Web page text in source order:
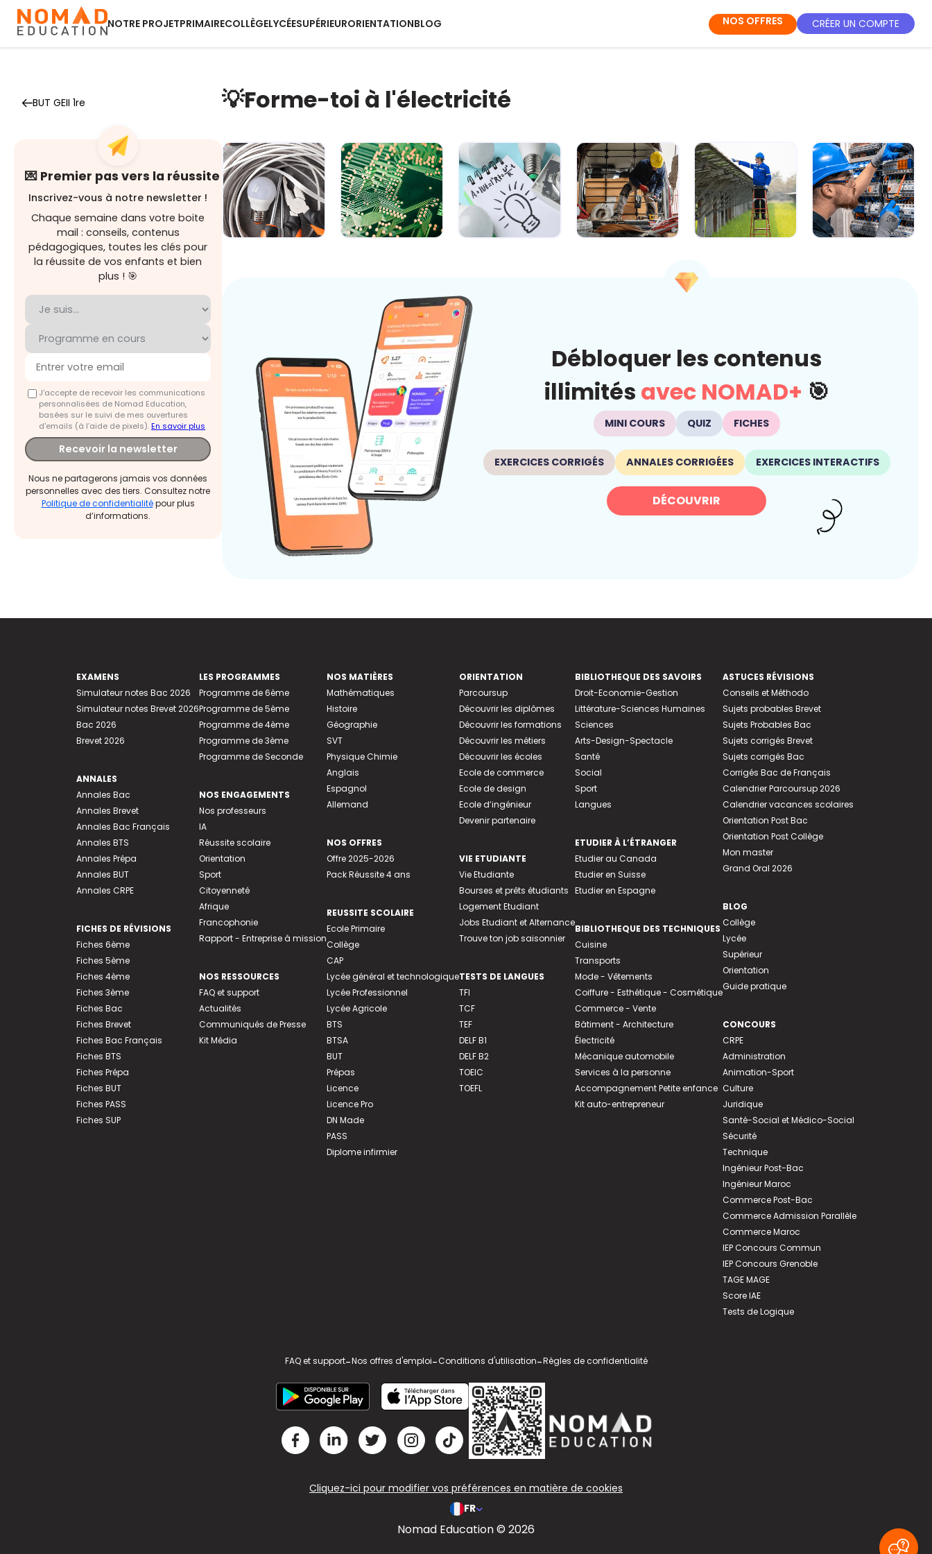
NOTRE PROJETPRIMAIRECOLLÈGELYCÉESUPÉRIEURORIENTATIONBLOG NOS OFFRES CRÉER UN COMPTE
BUT GEII 1re
💌 Premier pas vers la réussite
Inscrivez-vous à notre newsletter !
Chaque semaine dans votre boite
mail : conseils, contenus
pédagogiques, toutes les clés pour
la réussite de vos enfants et bien
plus ! 🎯
J'accepte de recevoir les communications
personnalisées de Nomad Education,
basées sur le suivi de mes ouvertures
d'emails (à l’aide de pixels).En savoir plus
Recevoir la newsletter
Nous ne partagerons jamais vos données
personnelles avec des tiers. Consultez notre
Politique de confidentialitépour plus
d’informations.
💡Forme-toi à l'électricité
fonctionnement...
Débloquer les contenus
illimités avec NOMAD+ 🎯
MINI COURS QUIZ FICHES
EXERCICES CORRIGÉS ANNALES CORRIGÉES EXERCICES INTERACTIFS
DÉCOUVRIR
EXAMENS
Simulateur notes Bac 2026
Simulateur notes Brevet 2026
Bac 2026
Brevet 2026
ANNALES
Annales Bac
Annales Brevet
Annales Bac Français
Annales BTS
Annales Prépa
Annales BUT
Annales CRPE
FICHES DE RÉVISIONS
Fiches 6ème
Fiches 5ème
Fiches 4ème
Fiches 3ème
Fiches Bac
Fiches Brevet
Fiches Bac Français
Fiches BTS
Fiches Prépa
Fiches BUT
Fiches PASS
Fiches SUP
LES PROGRAMMES
Programme de 6ème
Programme de 5ème
Programme de 4ème
Programme de 3ème
Programme de Seconde
NOS ENGAGEMENTS
Nos professeurs
IA
Réussite scolaire
Orientation
Sport
Citoyenneté
Afrique
Francophonie
Rapport - Entreprise à mission
NOS RESSOURCES
FAQ et support
Actualités
Communiqués de Presse
Kit Média
NOS MATIÈRES
Mathématiques
Histoire
Géographie
SVT
Physique Chimie
Anglais
Espagnol
Allemand
NOS OFFRES
Offre 2025-2026
Pack Réussite 4 ans
REUSSITE SCOLAIRE
Ecole Primaire
Collège
CAP
Lycée général et technologique
Lycée Professionnel
Lycée Agricole
BTS
BTSA
BUT
Prépas
Licence
Licence Pro
DN Made
PASS
Diplome infirmier
ORIENTATION
Parcoursup
Découvrir les diplômes
Découvrir les formations
Découvrir les métiers
Découvrir les écoles
Ecole de commerce
Ecole de design
Ecole d’ingénieur
Devenir partenaire
VIE ETUDIANTE
Vie Etudiante
Bourses et prêts étudiants
Logement Etudiant
Jobs Etudiant et Alternance
Trouve ton job saisonnier
TESTS DE LANGUES
TFI
TCF
TEF
DELF B1
DELF B2
TOEIC
TOEFL
BIBLIOTHEQUE DES SAVOIRS
Droit-Economie-Gestion
Littérature-Sciences Humaines
Sciences
Arts-Design-Spectacle
Santé
Social
Sport
Langues
ETUDIER À L’ÉTRANGER
Etudier au Canada
Etudier en Suisse
Etudier en Espagne
BIBLIOTHEQUE DES TECHNIQUES
Cuisine
Transports
Mode - Vêtements
Coiffure - Esthétique - Cosmétique
Commerce - Vente
Bâtiment - Architecture
Électricité
Mécanique automobile
Services à la personne
Accompagnement Petite enfance
Kit auto-entrepreneur
ASTUCES RÉVISIONS
Conseils et Méthodo
Sujets probables Brevet
Sujets Probables Bac
Sujets corrigés Brevet
Sujets corrigés Bac
Corrigés Bac de Français
Calendrier Parcoursup 2026
Calendrier vacances scolaires
Orientation Post Bac
Orientation Post Collège
Mon master
Grand Oral 2026
BLOG
Collège
Lycée
Supérieur
Orientation
Guide pratique
CONCOURS
CRPE
Administration
Animation-Sport
Culture
Juridique
Santé-Social et Médico-Social
Sécurité
Technique
Ingénieur Post-Bac
Ingénieur Maroc
Commerce Post-Bac
Commerce Admission Parallèle
Commerce Maroc
IEP Concours Commun
IEP Concours Grenoble
TAGE MAGE
Score IAE
Tests de Logique
FAQ et support-Nos offres d'emploi-Conditions d'utilisation-Règles de confidentialité
Cliquez-ici pour modifier vos préférences en matière de cookies
FR
Nomad Education © 2026